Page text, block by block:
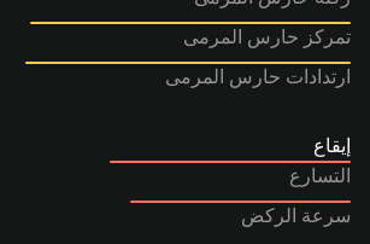
تمركز حارس المرمى
ارتدادات حارس المرمى
إيقاع
التسارع
سرعة الركض